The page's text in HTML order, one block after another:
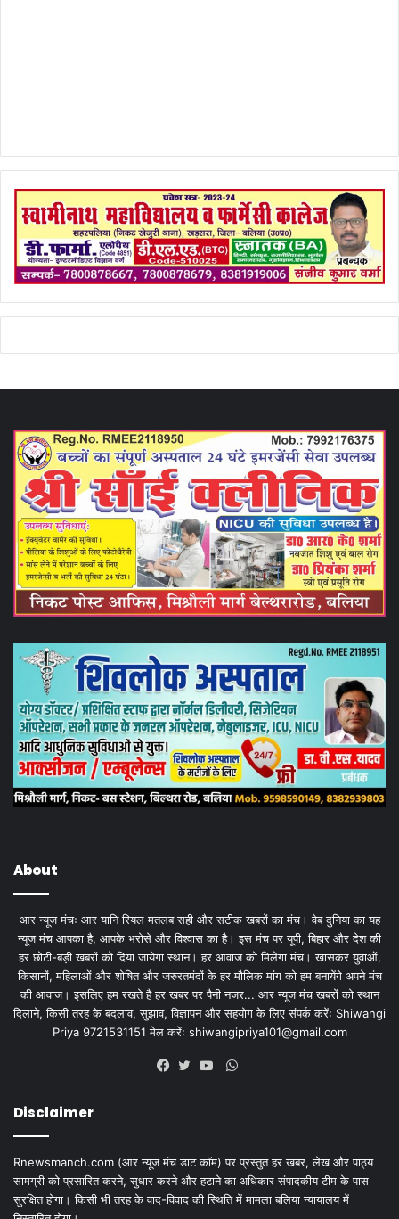
About
आर न्यूज मंचः आर यानि रियल मतलब सही और सटीक खबरों का मंच। वेब दुनिया का यह
न्यूज मंच आपका है, आपके भरोसे और विश्वास का है। इस मंच पर यूपी, बिहार और देश की
हर छोटी-बड़ी खबरों को दिया जायेगा स्थान। हर आवाज को मिलेगा मंच। खासकर युवाओं,
किसानों, महिलाओं और शोषित और जरुरतमंदों के हर मौलिक मांग को हम बनायेंगे अपने मंच
की आवाज। इसलिए हम रखते है हर खबर पर पैनी नजर... आर न्यूज मंच खबरों को स्थान
दिलाने, किसी तरह के बदलाव, सुझाव, विज्ञापन और सहयोग के लिए संपर्क करेंः Shiwangi
Priya 9721531151 मेल करेंः shiwangipriya101@gmail.com
WhatsApp
Disclaimer
Rnewsmanch.com (आर न्यूज मंच डाट काॅम) पर प्रस्तुत हर खबर, लेख और पाठ्य
सामग्री को प्रसारित करने, सुधार करने और हटाने का अधिकार संपादकीय टीम के पास
सुरक्षित होगा। किसी भी तरह के वाद-विवाद की स्थिति में मामला बलिया न्यायालय में